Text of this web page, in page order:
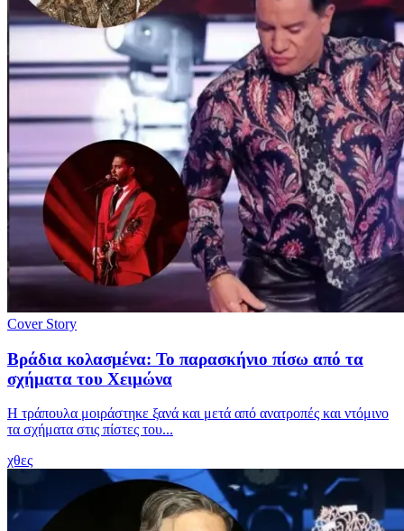
Cover Story
Βράδια κολασμένα: Το παρασκήνιο πίσω από τα
σχήματα του Χειμώνα
H τράπουλα μοιράστηκε ξανά και μετά από ανατροπές και ντόμινο
τα σχήματα στις πίστες του...
χθες